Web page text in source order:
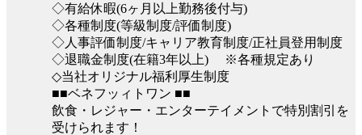
◇有給休暇(6ヶ月以上勤務後付与)
◇各種制度(等級制度/評価制度)
◇人事評価制度/キャリア教育制度/正社員登用制度
◇退職金制度(在籍3年以上) ※各種規定あり
◇当社オリジナル福利厚生制度
■■ベネフッィトワン ■■
飲食・レジャー・エンターテイメントで特別割引を
受けられます！